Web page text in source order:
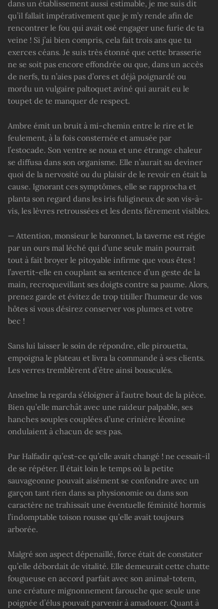
dans un établissement aussi estimable, je me suis dit
qu’il fallait impérativement que je m’y rende afin de
rencontrer le fou qui avait osé engager une furie de ta
veine ! Si j’ai bien compris, cela fait trois ans que tu
exerces céans. Je suis très étonné que cette brasserie
ne se soit pas encore effondrée ou que, dans un accès
de nerfs, tu n’aies pas d’ores et déjà poignardé ou
mordu un vulgaire paltoquet aviné qui aurait eu le
toupet de te manquer de respect.
Ambre émit un bruit à mi-chemin entre le rire et le
feulement, à la fois consternée et amusée par
l’estocade. Son ventre se noua et une étrange chaleur
se diffusa dans son organisme. Elle n’aurait su deviner
quoi de la nervosité ou du plaisir de le revoir en était la
cause. Ignorant ces symptômes, elle se rapprocha et
planta son regard dans les iris fuligineux de son vis-à-
vis, les lèvres retroussées et les dents fièrement visibles.
— Attention, monsieur le baronnet, la taverne est régie
par un ours mal léché qui d’une seule main pourrait
tout à fait broyer le pitoyable infirme que vous êtes !
l’avertit-elle en couplant sa sentence d’un geste de la
main, recroquevillant ses doigts contre sa paume. Alors,
prenez garde et évitez de trop titiller l’humeur de vos
hôtes si vous désirez conserver vos plumes et votre
bec !
Sans lui laisser le soin de répondre, elle pirouetta,
empoigna le plateau et livra la commande à ses clients.
Les verres tremblèrent d’être ainsi bousculés.
Anselme la regarda s’éloigner à l’autre bout de la pièce.
Bien qu’elle marchât avec une raideur palpable, ses
hanches souples couplées d’une crinière léonine
ondulaient à chacun de ses pas.
Par Halfadir qu’est-ce qu’elle avait changé ! ne cessait-il
de se répéter. Il était loin le temps où la petite
sauvageonne pouvait aisément se confondre avec un
garçon tant rien dans sa physionomie ou dans son
caractère ne trahissait une éventuelle féminité hormis
l’indomptable toison rousse qu’elle avait toujours
arborée.
Malgré son aspect dépenaillé, force était de constater
qu’elle débordait de vitalité. Elle demeurait cette chatte
fougueuse en accord parfait avec son animal-totem,
une créature mignonnement farouche que seule une
poignée d’élus pouvait parvenir à amadouer. Quant à